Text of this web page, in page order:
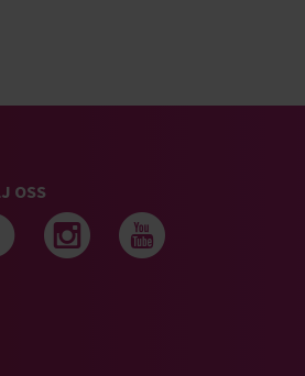
OSS
oss på
Följ oss på
Följ oss